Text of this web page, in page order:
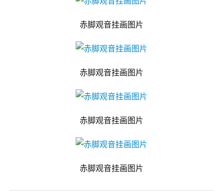
赤脚观音挂画图片
赤脚观音挂画图片
赤脚观音挂画图片
赤脚观音挂画图片